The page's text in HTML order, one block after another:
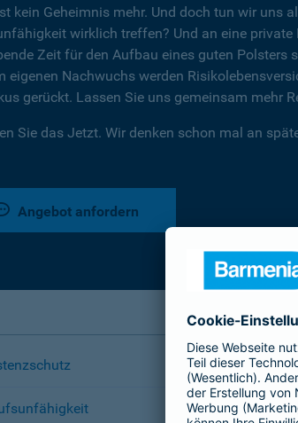
kein Geheimnis mehr. Und doch tun wir uns
wirklich treffen? Und an eine
Zeit für den Aufbau eines guten Polsters
eigenen Nachwuchs werden
gerückt. Lassen Sie uns gemeinsam mehr
Sie das Jetzt. Wir denken schon mal an
Angebot anfordern